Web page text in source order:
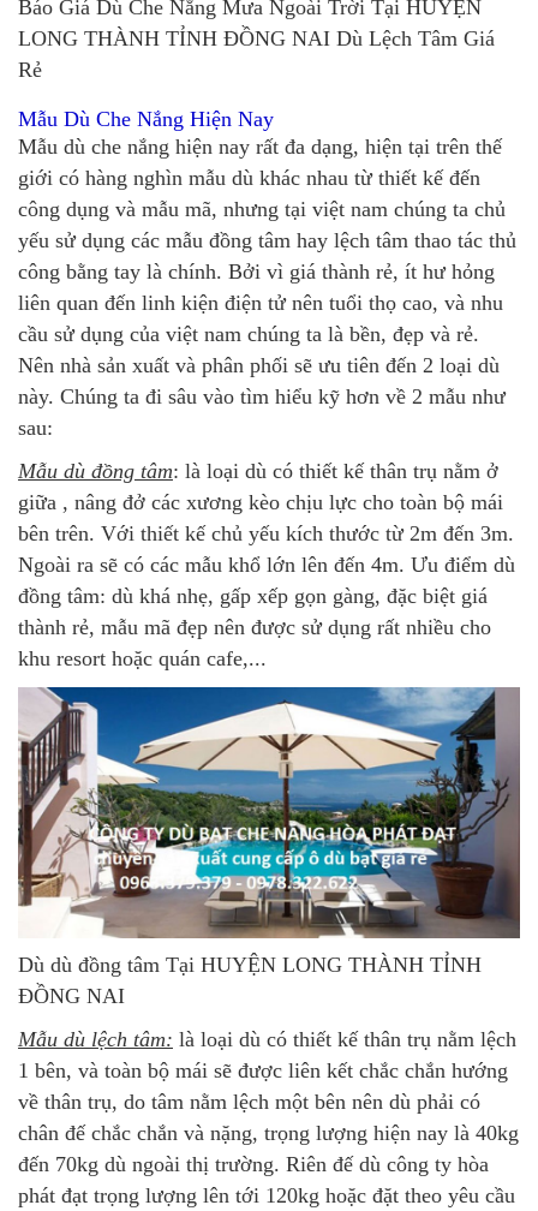
Báo Giá Dù Che Nắng Mưa Ngoài Trời Tại HUYỆN
LONG THÀNH TỈNH ĐỒNG NAI Dù Lệch Tâm Giá
Rẻ
Mẫu Dù Che Nắng Hiện Nay
Mẫu dù che nắng hiện nay rất đa dạng, hiện tại trên thế
giới có hàng nghìn mẫu dù khác nhau từ thiết kế đến
công dụng và mẫu mã, nhưng tại việt nam chúng ta chủ
yếu sử dụng các mẫu đồng tâm hay lệch tâm thao tác thủ
công bằng tay là chính. Bởi vì giá thành rẻ, ít hư hỏng
liên quan đến linh kiện điện tử nên tuổi thọ cao, và nhu
cầu sử dụng của việt nam chúng ta là bền, đẹp và rẻ.
Nên nhà sản xuất và phân phối sẽ ưu tiên đến 2 loại dù
này. Chúng ta đi sâu vào tìm hiểu kỹ hơn về 2 mẫu như
sau:
Mẫu dù đồng tâm: là loại dù có thiết kế thân trụ nằm ở
giữa , nâng đở các xương kèo chịu lực cho toàn bộ mái
bên trên. Với thiết kế chủ yếu kích thước từ 2m đến 3m.
Ngoài ra sẽ có các mẫu khổ lớn lên đến 4m. Ưu điểm dù
đồng tâm: dù khá nhẹ, gấp xếp gọn gàng, đặc biệt giá
thành rẻ, mẫu mã đẹp nên được sử dụng rất nhiều cho
khu resort hoặc quán cafe,...
Dù dù đồng tâm Tại HUYỆN LONG THÀNH TỈNH
ĐỒNG NAI
Mẫu dù lệch tâm: là loại dù có thiết kế thân trụ nằm lệch
1 bên, và toàn bộ mái sẽ được liên kết chắc chắn hướng
về thân trụ, do tâm nằm lệch một bên nên dù phải có
chân đế chắc chắn và nặng, trọng lượng hiện nay là 40kg
đến 70kg dù ngoài thị trường. Riên đế dù công ty hòa
phát đạt trọng lượng lên tới 120kg hoặc đặt theo yêu cầu